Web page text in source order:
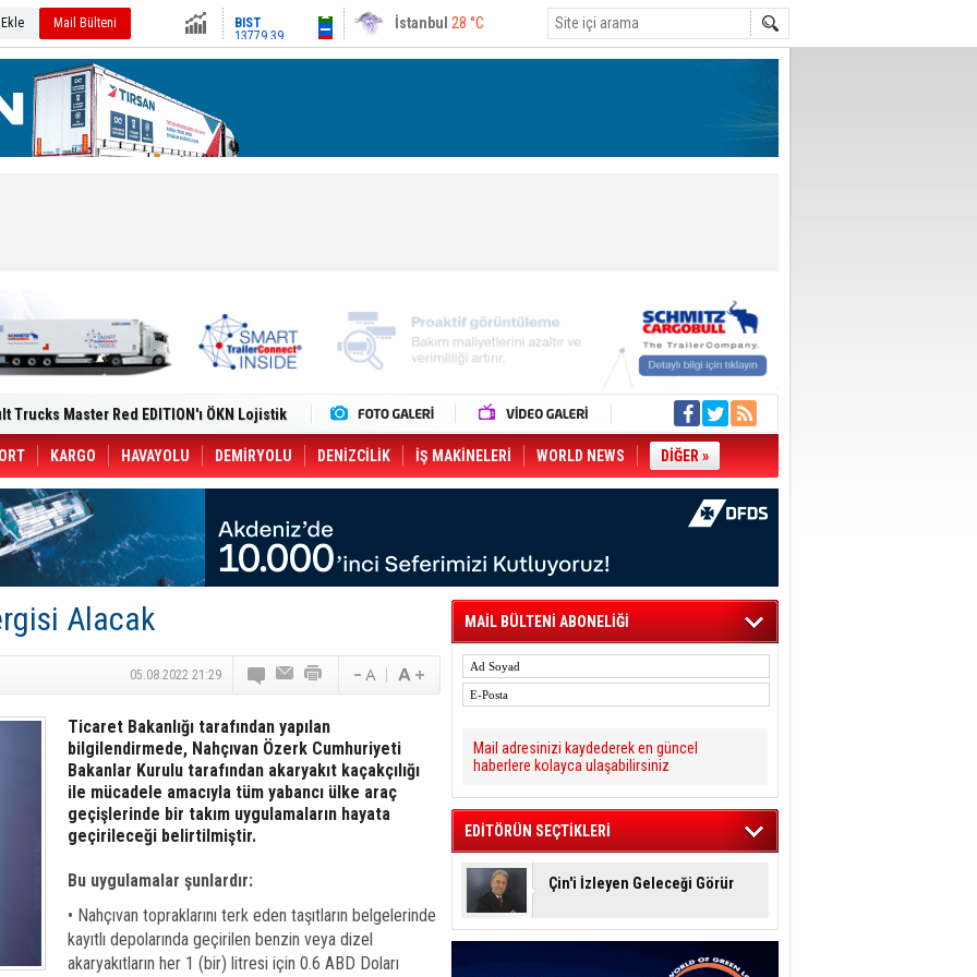
Mail Bülteni
Altın6659.71
Ankara29 °C
Yeni Tesisiyle Küresel Büyümesini
Dron Saldırısı: 3 Mürettebatın
CCO'su Oldu
49 Destinasyonda İndirimli Taşıma
Kargo Haziran 2026 Döneminde %8.5
Dergi)
Dijitalleştiriyor
in June, Up 8.5%
ile Güçlendirdi
Saadia Zahidi Getirildi. IATA Tarihinde İlk
Zahidi as Director General
KARGO HAVAYOLU DEMİRYOLU DENİZCİLİK İŞ MAKİNELERİ WORLD NEWS DİĞER »
Alacak
05.08.2022 21:29
Ticaret Bakanlığı tarafından yapılan
bilgilendirmede, Nahçıvan Özerk Cumhuriyeti
Bakanlar Kurulu tarafından akaryakıt kaçakçılığı
ile mücadele amacıyla tüm yabancı ülke araç
geçişlerinde bir takım uygulamaların hayata
geçirileceği belirtilmiştir.
Bu uygulamalar şunlardır:
• Nahçıvan topraklarını terk eden taşıtların belgelerinde
kayıtlı depolarında geçirilen benzin veya dizel
akaryakıtların her 1 (bir) litresi için 0.6 ABD Doları
MAİL BÜLTENİ ABONELİĞİ
Mail adresinizi kaydederek en güncel
haberlere kolayca ulaşabilirsiniz
EDİTÖRÜN SEÇTİKLERİ
Çin'i İzleyen Geleceği Görür